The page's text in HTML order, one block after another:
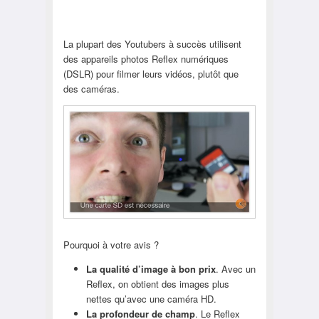
La plupart des Youtubers à succès utilisent
des appareils photos Reflex numériques
(DSLR) pour filmer leurs vidéos, plutôt que
des caméras.
Pourquoi à votre avis ?
La qualité d’image à bon prix. Avec un
Reflex, on obtient des images plus
nettes qu’avec une caméra HD.
La profondeur de champ. Le Reflex